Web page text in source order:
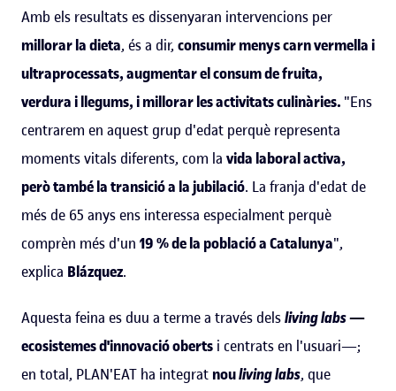
Amb els resultats es dissenyaran intervencions per
millorar la dieta, és a dir, consumir menys carn vermella i
ultraprocessats, augmentar el consum de fruita,
verdura i llegums, i millorar les activitats culinàries. "Ens
centrarem en aquest grup d'edat perquè representa
moments vitals diferents, com la vida laboral activa,
però també la transició a la jubilació. La franja d'edat de
més de 65 anys ens interessa especialment perquè
comprèn més d'un 19 % de la població a Catalunya",
explica Blázquez.
Aquesta feina es duu a terme a través delsliving labs—
ecosistemes d'innovació oberts i centrats en l'usuari—;
en total, PLAN'EAT ha integrat nouliving labs, que